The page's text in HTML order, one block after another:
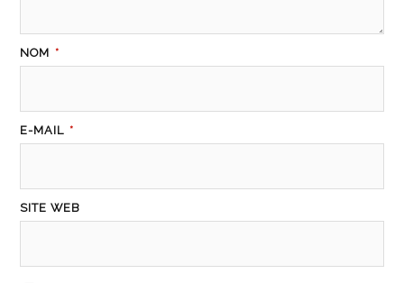
NOM *
E-MAIL *
SITE WEB